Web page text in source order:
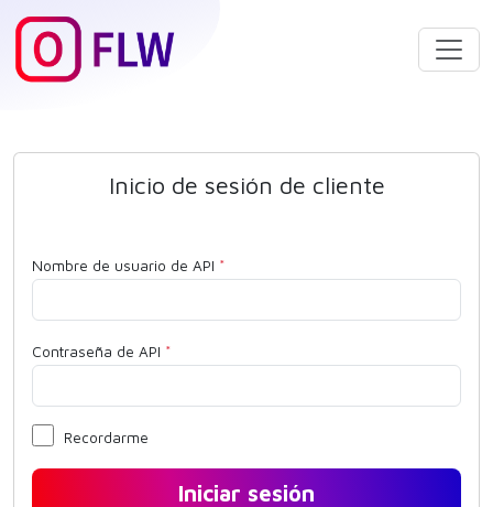
Inicio de sesión de cliente
Nombre de usuario de API *
Contraseña de API *
Recordarme
Iniciar sesión